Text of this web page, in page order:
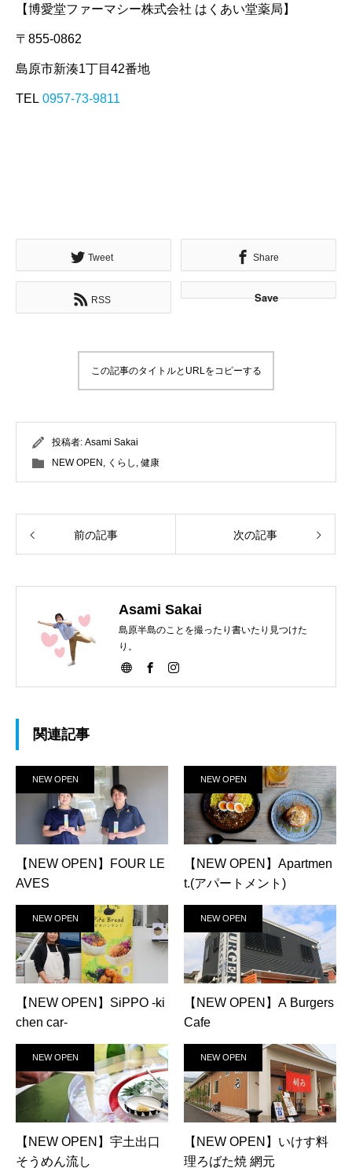
【博愛堂ファーマシー株式会社 はくあい堂薬局】
〒855-0862
島原市新湊1丁目42番地
TEL 0957-73-9811
Tweet Share
RSS Save
この記事のタイトルとURLをコピーする
投稿者: Asami Sakai
NEW OPEN
くらし 健康
前の記事 次の記事
Asami Sakai
島原半島のことを撮ったり書いたり見つけた
り。
関連記事
NEW OPEN
【NEW OPEN】FOUR LE
AVES
NEW OPEN
【NEW OPEN】Apartmen
t.(アパートメント)
NEW OPEN
【NEW OPEN】SiPPO -ki
chen car-
NEW OPEN
【NEW OPEN】A Burgers
Cafe
NEW OPEN
【NEW OPEN】宇土出口
そうめん流し
NEW OPEN
【NEW OPEN】いけす料
理ろばた焼 網元